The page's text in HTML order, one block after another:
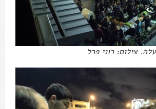
צילום: רוני פרל